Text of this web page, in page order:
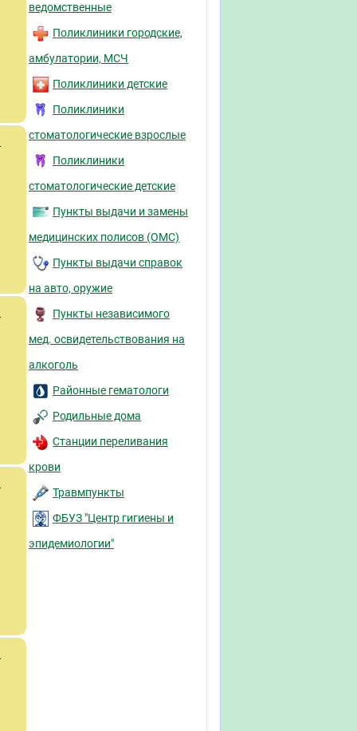
ведомственные
Поликлиники городские,
амбулатории, МСЧ
Поликлиники детские
Поликлиники
стоматологические взрослые
Поликлиники
стоматологические детские
Пункты выдачи и замены
медицинских полисов (ОМС)
Пункты выдачи справок
на авто, оружие
Пункты независимого
мед. освидетельствования на
алкоголь
Районные гематологи
Родильные дома
Станции переливания
крови
Травмпункты
ФБУЗ "Центр гигиены и
эпидемиологии"